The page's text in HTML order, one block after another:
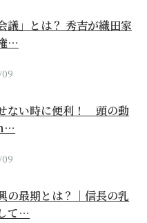
議」とは？ 秀吉が織田家
…
ない時に便利！ 頭の動
の最期とは？｜信長の乳
て…